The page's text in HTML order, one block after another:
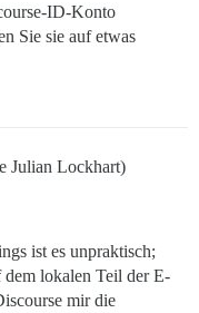
ID-Konto
Sie sie auf etwas
Julian Lockhart)
ist es unpraktisch;
lokalen Teil der E-
mir die